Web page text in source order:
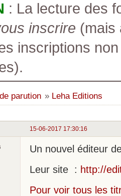
: La lecture des
inscrire (mais
inscriptions
parution » Leha Editions
15-06-2017 17:30:16
Un nouvel éditeur
Leur site : http://
Pour voir tous les